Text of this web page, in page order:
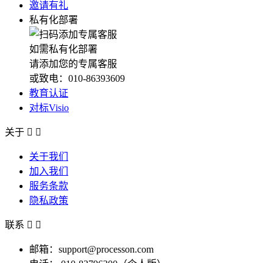
邀请有礼
私有化部署
如需私有化部署
请添加您的专属客服
或致电：010-86393609
教育认证
对标Visio
关于  
关于我们
加入我们
服务条款
隐私政策
联系  
邮箱：support@processon.com